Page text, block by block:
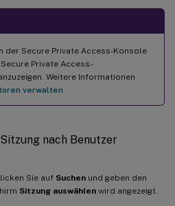
der Secure Private Access-Konsole
Private Access-
Weitere Informationen
verwalten
nach Benutzer
Sie auf Suchen und geben den
Sitzung auswählen wird angezeigt.